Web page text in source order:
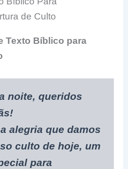
de Culto
Texto Bíblico para
noite, queridos
alegria que damos
culto de hoje, um
para